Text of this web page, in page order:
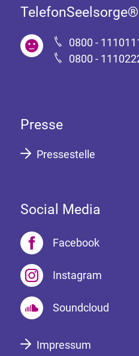
TelefonSeelsorge®
0800 -
0800 -
Presse
Pressestelle
Social Media
Facebook
Instagram
Soundcloud
Impressum